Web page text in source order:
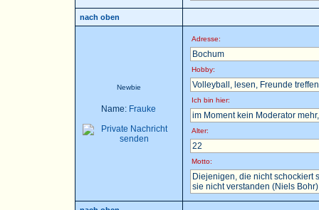
nach oben
Newbie
Name: Frauke
Adresse:
Bochum
Hobby:
Volleyball, lesen, Freunde
Ich bin hier:
im Moment kein Moderator
Alter:
22
Motto:
Diejenigen, die nicht schockiert
sie nicht verstanden (Niels Bohr)